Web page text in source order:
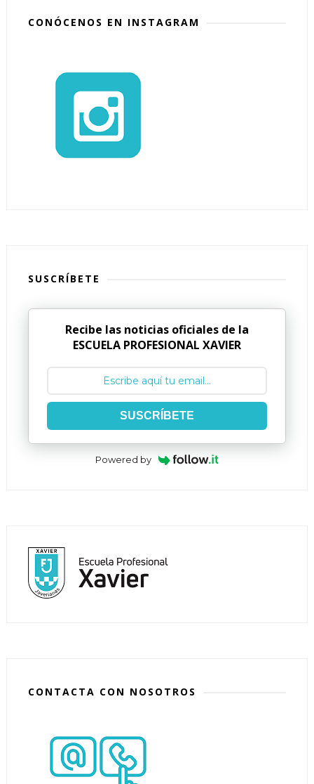
CONÓCENOS EN INSTAGRAM
SUSCRÍBETE
Recibe las noticias oficiales de la
ESCUELA PROFESIONAL XAVIER
SUSCRÍBETE
Powered by
CONTACTA CON NOSOTROS